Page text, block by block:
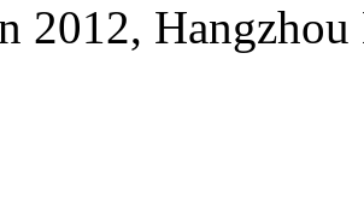
2012,